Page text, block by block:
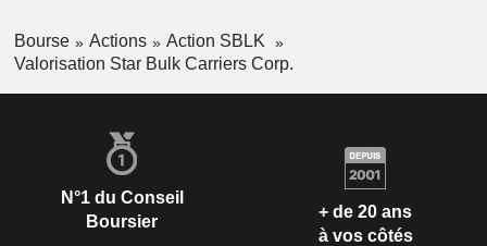
Bourse Actions
Action SBLK
Valorisation Star Bulk Carriers Corp.
N°1 du Conseil
Boursier
+ de 20 ans
à vos côtés